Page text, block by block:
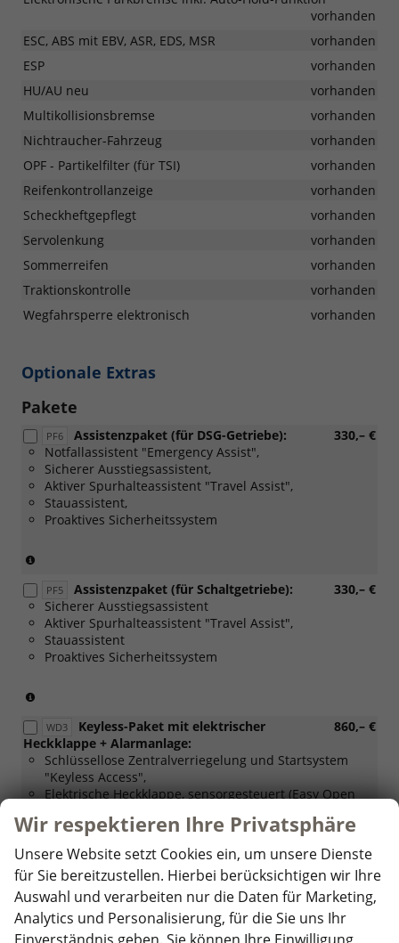
vorhanden
ESC, ABS mit EBV, ASR, EDS, MSR
vorhanden
ESP
vorhanden
HU/AU neu
vorhanden
Multikollisionsbremse
vorhanden
Nichtraucher-Fahrzeug
vorhanden
OPF - Partikelfilter (für TSI)
vorhanden
Reifenkontrollanzeige
vorhanden
Scheckheftgepflegt
vorhanden
Servolenkung
vorhanden
Sommerreifen
vorhanden
Traktionskontrolle
vorhanden
Wegfahrsperre elektronisch
vorhanden
Optionale Extras
Pakete
PF6 330,– €
Assistenzpaket (für DSG-Getriebe):
Notfallassistent "Emergency Assist",
Sicherer Ausstiegsassistent,
Aktiver Spurhalteassistent "Travel Assist",
Stauassistent,
Proaktives Sicherheitssystem
DSG-
Getriebe)
PF5 330,– €
Assistenzpaket (für Schaltgetriebe):
Sicherer Ausstiegsassistent
Aktiver Spurhalteassistent "Travel Assist",
Stauassistent
Proaktives Sicherheitssystem
Schaltgetriebe)
WD3 860,– €
Keyless-Paket mit elektrischer
Heckklappe + Alarmanlage:
Schlüssellose Zentralverriegelung und Startsystem
"Keyless Access",
Elektrische Heckklappe, sensorgesteuert (Easy Open
Diebstahlwarnanlage mit Innenraumüberwachung,
Back-up-Horn und Abschleppschutz
PLB 150,– €
Licht- und Sicht-Paket Plus:
Regensensor,
Fernlichtassistent "Light Assist"
Wir respektieren Ihre Privatsphäre
Unsere Website setzt Cookies ein, um unsere Dienste
für Sie bereitzustellen. Hierbei berücksichtigen wir Ihre
Auswahl und verarbeiten nur die Daten für Marketing,
Analytics und Personalisierung, für die Sie uns Ihr